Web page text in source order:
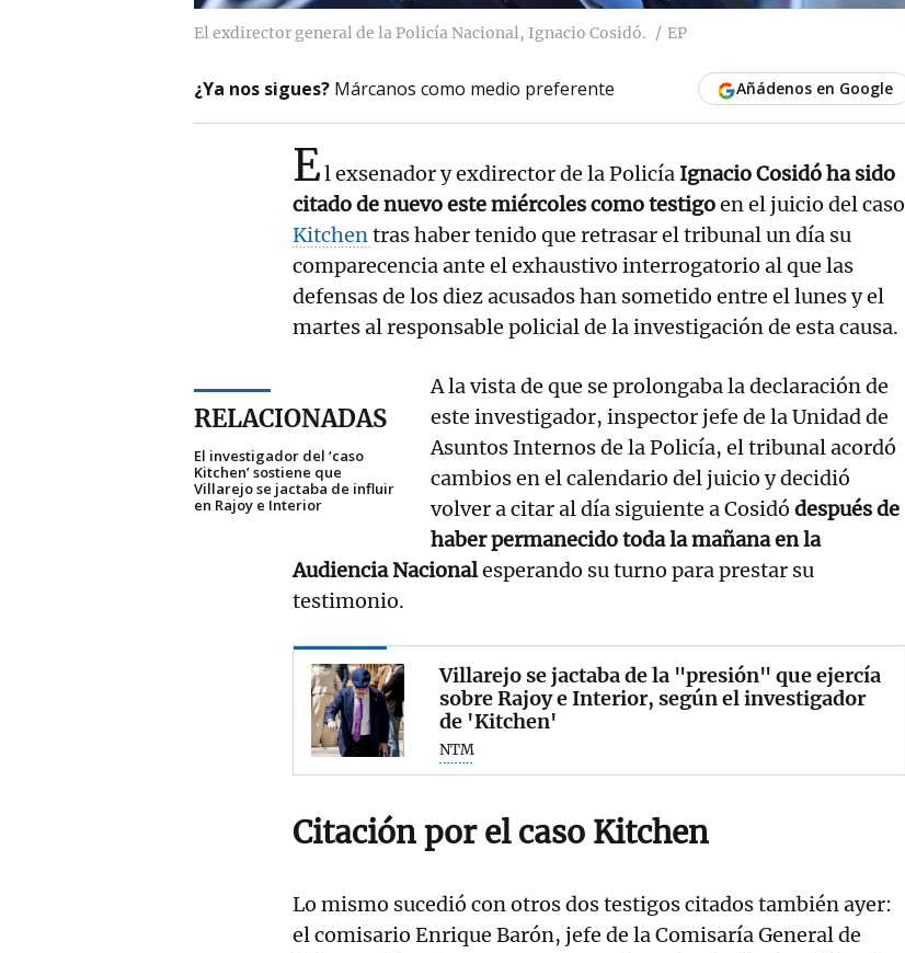
El exdirector general de la Policía Nacional, Ignacio Cosidó. EP
¿Ya nos sigues? Márcanos como medio preferente Añádenos en Google
El exsenador y exdirector de la Policía Ignacio Cosidó ha sido
citado de nuevo este miércoles como testigoen el juicio del caso
Kitchentras haber tenido que retrasar el tribunal un día su
comparecencia ante el exhaustivo interrogatorio al que las
defensas de los diez acusados han sometido entre el lunes y el
martes al responsable policial de la investigación de esta causa.
RELACIONADAS
El investigador del ‘caso
Kitchen’ sostiene que
Villarejo se jactaba de influir
en Rajoy e Interior
A la vista de que se prolongaba la declaración de
este investigador, inspector jefe de la Unidad de
Asuntos Internos de la Policía, el tribunal acordó
cambios en el calendario del juicio y decidió
volver a citar al día siguiente a Cosidódespués de
haber permanecido toda la mañana en la
Audiencia Nacionalesperando su turno para prestar su
testimonio.
Villarejo se jactaba de la "presión" que ejercía
sobre Rajoy e Interior, según el investigador
de 'Kitchen'
NTM
Citación por el caso Kitchen
Lo mismo sucedió con otros dos testigos citados también ayer:
el comisario Enrique Barón, jefe de la Comisaría General de